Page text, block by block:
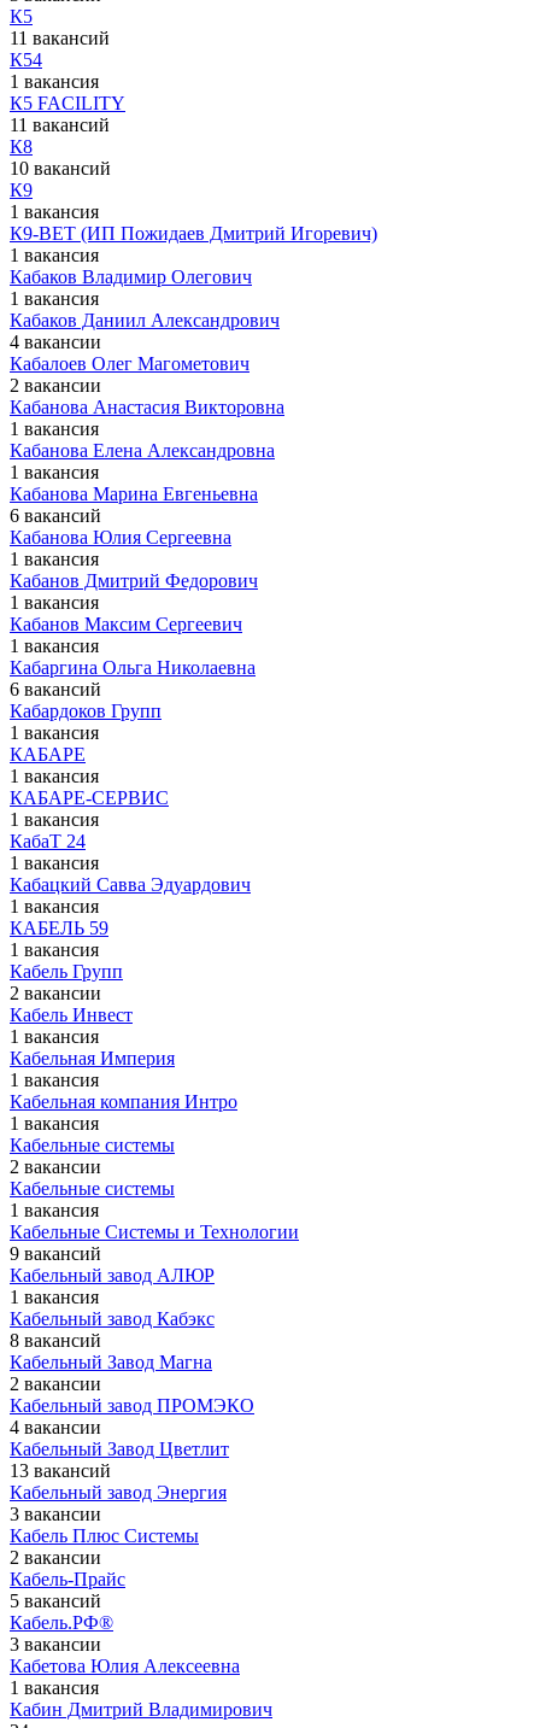
К5
11 вакансий
К54
1 вакансия
К5 FACILITY
11 вакансий
К8
10 вакансий
К9
1 вакансия
К9-ВЕТ (ИП Пожидаев Дмитрий Игоревич)
1 вакансия
Кабаков Владимир Олегович
1 вакансия
Кабаков Даниил Александрович
4 вакансии
Кабалоев Олег Магометович
2 вакансии
Кабанова Анастасия Викторовна
1 вакансия
Кабанова Елена Александровна
1 вакансия
Кабанова Марина Евгеньевна
6 вакансий
Кабанова Юлия Сергеевна
1 вакансия
Кабанов Дмитрий Федорович
1 вакансия
Кабанов Максим Сергеевич
1 вакансия
Кабаргина Ольга Николаевна
6 вакансий
Кабардоков Групп
1 вакансия
КАБАРЕ
1 вакансия
КАБАРЕ-СЕРВИС
1 вакансия
КабаТ 24
1 вакансия
Кабацкий Савва Эдуардович
1 вакансия
КАБЕЛЬ 59
1 вакансия
Кабель Групп
2 вакансии
Кабель Инвест
1 вакансия
Кабельная Империя
1 вакансия
Кабельная компания Интро
1 вакансия
Кабельные системы
2 вакансии
Кабельные системы
1 вакансия
Кабельные Системы и Технологии
9 вакансий
Кабельный завод АЛЮР
1 вакансия
Кабельный завод Кабэкс
8 вакансий
Кабельный Завод Магна
2 вакансии
Кабельный завод ПРОМЭКО
4 вакансии
Кабельный Завод Цветлит
13 вакансий
Кабельный завод Энергия
3 вакансии
Кабель Плюс Системы
2 вакансии
Кабель-Прайс
5 вакансий
Кабель.РФ®
3 вакансии
Кабетова Юлия Алексеевна
1 вакансия
Кабин Дмитрий Владимирович